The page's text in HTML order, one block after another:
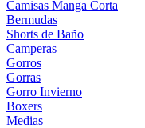
Camisas Manga Corta
Bermudas
Shorts de Baño
Camperas
Gorros
Gorras
Gorro Invierno
Boxers
Medias